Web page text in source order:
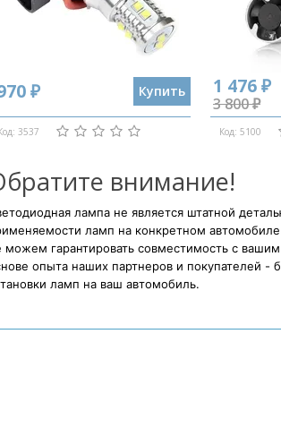
₽ Купить
3537
1 476 ₽
3 800 ₽
Код: 5100
внимание!
лампа не является штатной
ламп на конкретном
можем гарантировать совместимость с
опыта наших партнеров и покупателей -
ламп на ваш автомобиль.